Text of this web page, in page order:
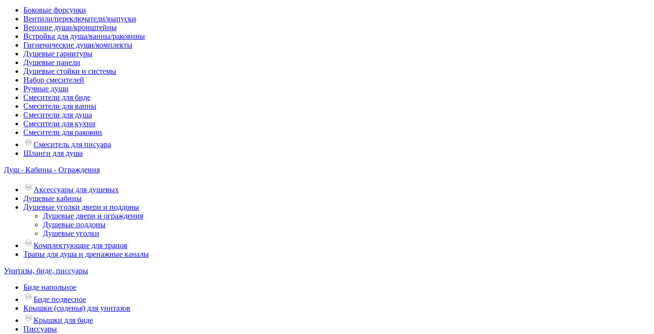
Боковые форсунки
Вентили/переключатели/выпуски
Верхние души/кронштейны
Встройка для душа/ванны/раковины
Гигиенические души/комплекты
Душевые гарнитуры
Душевые панели
Душевые стойки и системы
Набор смесителей
Ручные души
Смесители для биде
Смесители для ванны
Смесители для душа
Смесители для кухни
Смесители для раковин
Смеситель для писуара
Шланги для душа
Душ - Кабины - Ограждения
Аксессуары для душевых
Душевые кабины
Душевые уголки двери и поддоны
Душевые двери и ограждения
Душевые поддоны
Душевые уголки
Комплектующие для трапов
Трапы для душа и дренажные каналы
Унитазы, биде, писсуары
Биде напольное
Биде подвесное
Крышки (сиденья) для унитазов
Крышки для биде
Писсуары